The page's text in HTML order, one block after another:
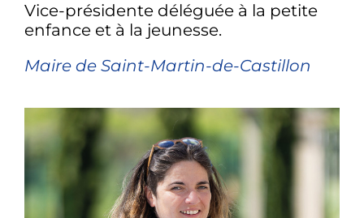
Vice-présidente déléguée à la petite
enfance et à la jeunesse.
Maire de Saint-Martin-de-Castillon